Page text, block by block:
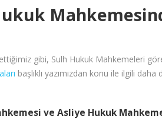
gibi, Sulh Hukuk Mahkemeleri
başlıklı yazımızdan konu ile ilgili
ve Asliye Hukuk